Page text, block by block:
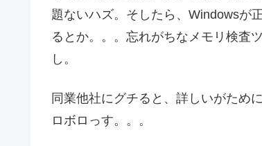
題ないハズ。そしたら、Windowsが
るとか。。。忘れがちなメモリ検査
し。
同業他社にグチると、詳しいがため
ロボロっす。。。